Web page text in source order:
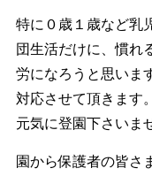
特に０歳１歳など乳
団生活だけに、慣れ
労になろうと思いま
対応させて頂きます
元気に登園下さいま
園から保護者の皆さ